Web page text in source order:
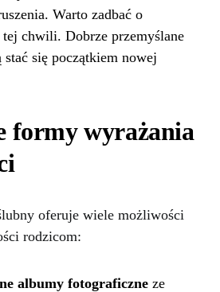
Warto zadbać o
chwili. Dobrze przemyślane
się początkiem nowej
formy wyrażania
oferuje wiele możliwości
rodzicom:
albumy fotograficzne ze